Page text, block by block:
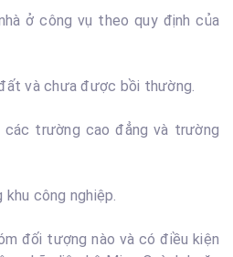
ở công vụ theo quy định của
và chưa được bồi thường.
các trường cao đẳng và trường
khu công nghiệp.
đối tượng nào và có điều kiện